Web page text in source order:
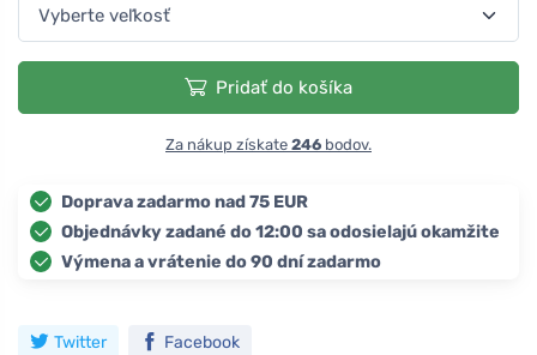
Pridať do košíka
Za nákup získate 246 bodov.
Doprava zadarmo nad 75 EUR
Objednávky zadané do 12:00 sa odosielajú okamžite
Výmena a vrátenie do 90 dní zadarmo
Twitter Facebook